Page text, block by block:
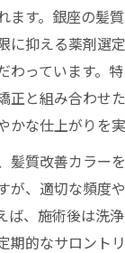
ます。銀座の髪
に抑える薬剤選
わっています。
正と組み合わせ
かな仕上がりを実
髪質改善カラー
が、適切な頻度
ば、施術後は洗
期的なサロント